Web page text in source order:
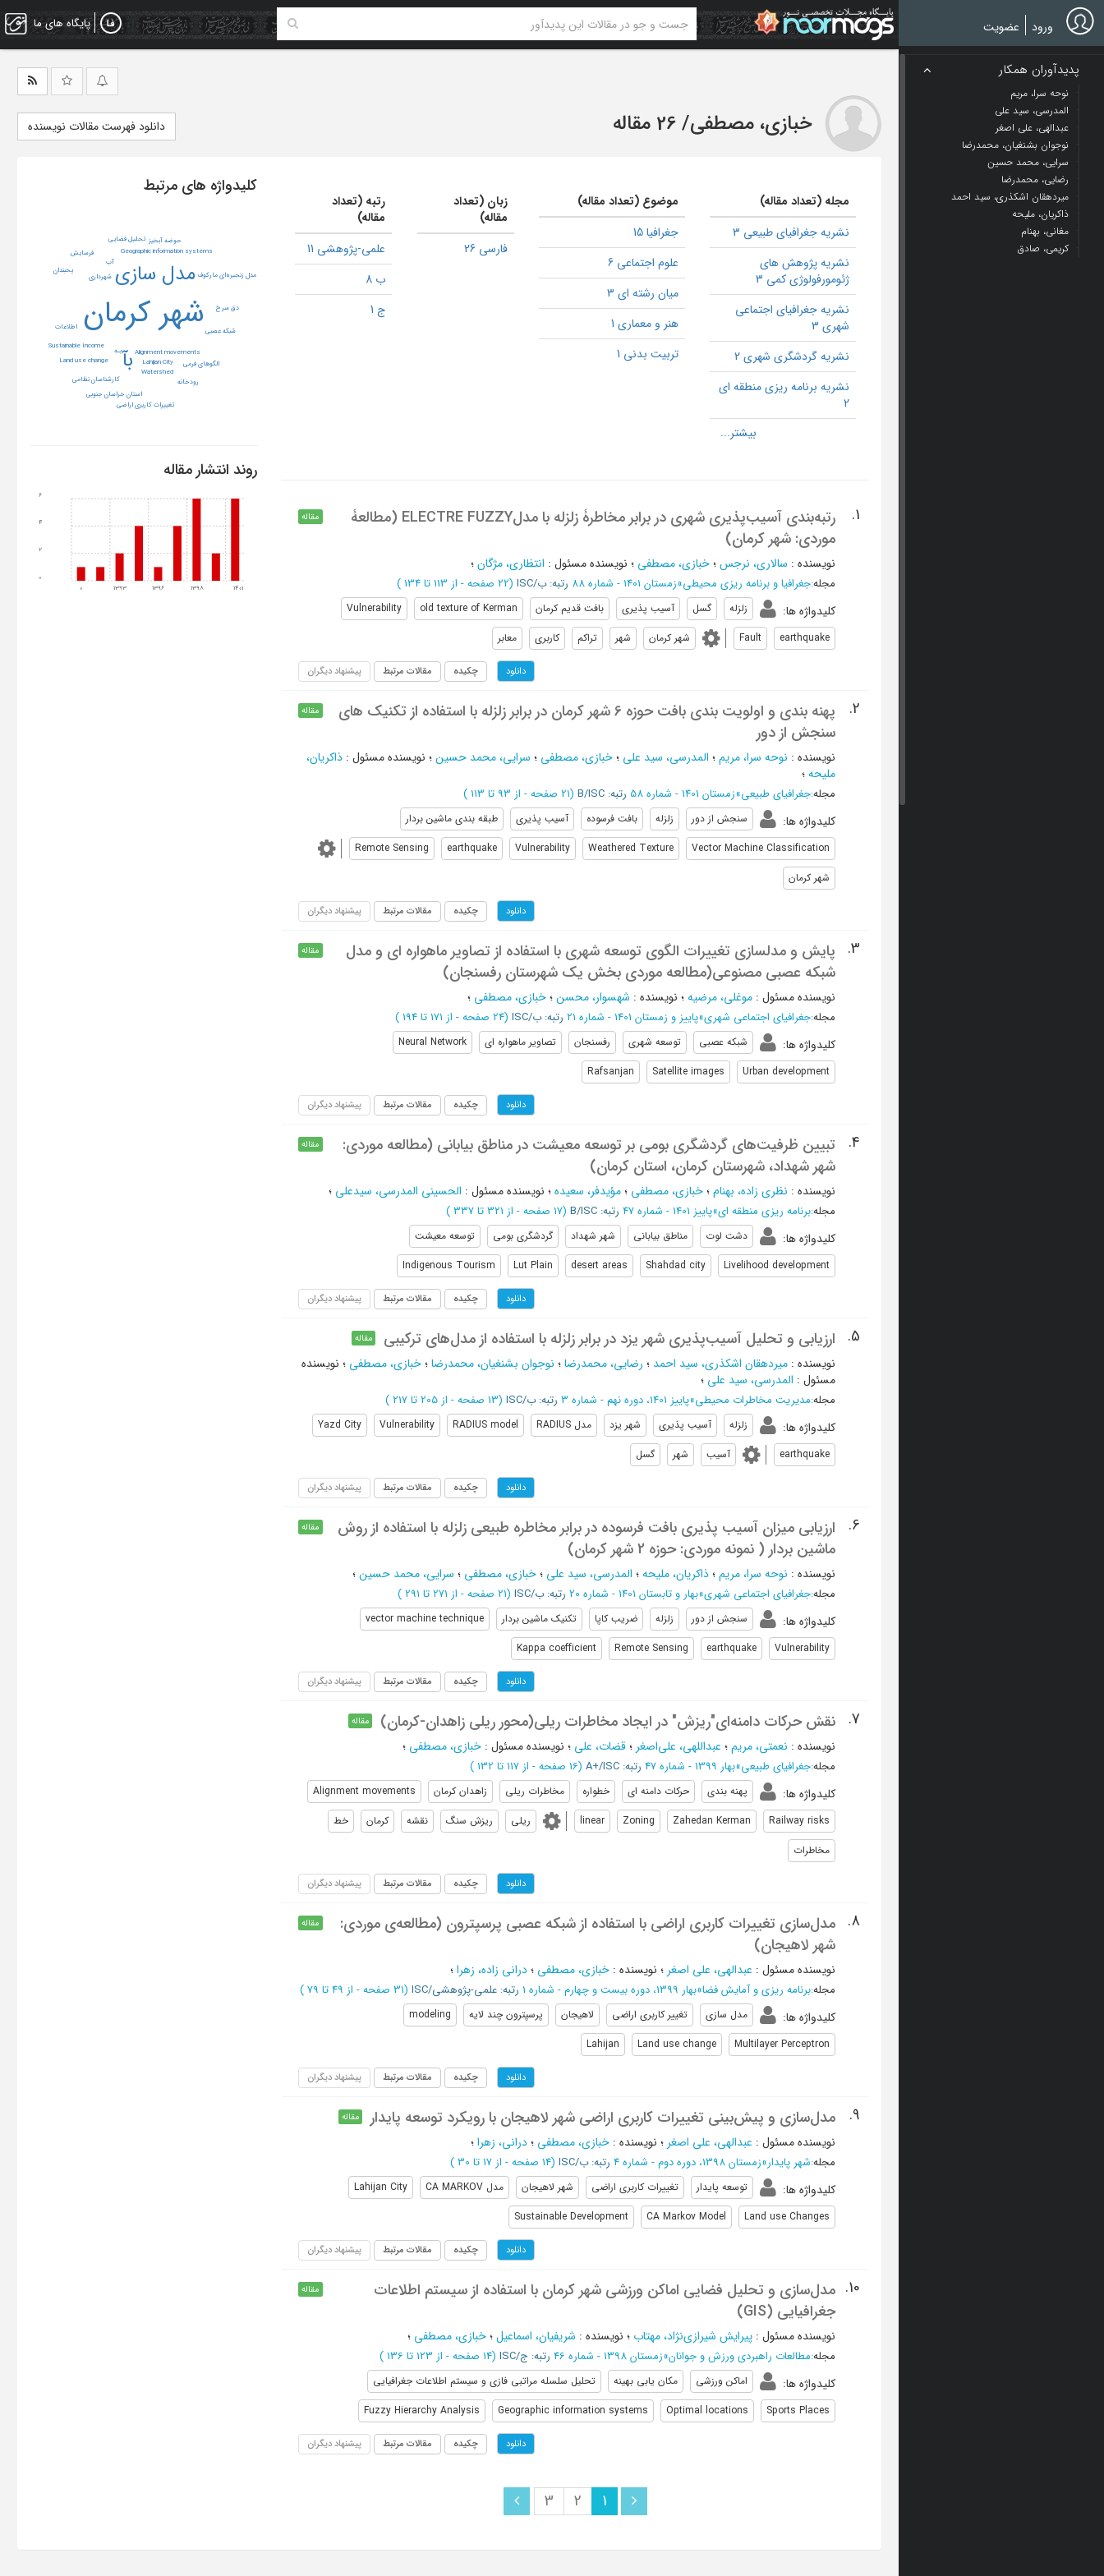
Skip
to
main
پایگاه های ما ورود عضویت
پدیدآوران همکار
نوحه سرا، مریم
المدرسی، سید علی
عبدالهی، علی اصغر
نوجوان بشنغیان، محمدرضا
سرایی، محمد حسین
رضایی، محمدرضا
میردهقان اشکذری، سید احمد
ذاکریان، ملیحه
مغانی، بهنام
کریمی، صادق
خبازی، مصطفی/26 مقاله دانلود فهرست مقالات نویسنده
مجله (تعداد مقاله)
نشریه جغرافیای طبیعی 3
نشریه پژوهش های
ژئومورفولوژی کمی 3
نشریه جغرافیای اجتماعی
شهری 3
نشریه گردشگری شهری 2
نشریه برنامه ریزی منطقه ای
2
موضوع (تعداد مقاله)
جغرافیا 15
علوم اجتماعی 6
میان رشته ای 3
هنر و معماری 1
تربیت بدنی 1
زبان (تعداد
مقاله)
فارسی 26
رتبه (تعداد
مقاله)
علمی-پژوهشی 11
ب 8
ج 1
1.
رتبه‌بندی آسیب‌پذیری شهری در برابر مخاطرۀ زلزله با مدلELECTRE FUZZY (مطالعۀ
موردی: شهر کرمان)
مقاله
نویسنده : سالاری، نرجس؛خبازی، مصطفی ؛ نویسنده مسئول : انتظاری، مژگان؛
مجله:جغرافیا و برنامه ریزی محیطی»زمستان 1401 - شماره 88 رتبه: ب/ISC (‎22 صفحه - از 113 تا 134 )
کلیدواژه ها: زلزله گسل آسیب پذیری بافت قدیم کرمان old texture of Kerman
Vulnerability
earthquake
Fault شهر کرمان شهر تراکم کاربری معابر
دانلود چکیده مقالات مرتبط پیشنهاد دیگران
2.
پهنه بندی و اولویت بندی بافت حوزه 6 شهر کرمان در برابر زلزله با استفاده از تکنیک های
سنجش از دور
مقاله
نویسنده : نوحه سرا، مریم؛ المدرسی، سید علی ؛خبازی، مصطفی ؛ سرایی، محمد حسین؛ نویسنده مسئول : ذاکریان،
ملیحه؛
مجله:جغرافیای طبیعی»زمستان 1401 - شماره 58 رتبه: B/ISC (‎21 صفحه - از 93 تا 113 )
کلیدواژه ها: سنجش از دور زلزله بافت فرسوده آسیب پذیری
طبقه بندی ماشین بردار
Vector Machine Classification
Weathered Texture
Vulnerability
earthquake
Remote Sensing
شهر کرمان
دانلود چکیده مقالات مرتبط پیشنهاد دیگران
3.
پایش و مدلسازی تغییرات الگوی توسعه شهری با استفاده از تصاویر ماهواره ای و مدل
شبکه عصبی مصنوعی(مطالعه موردی بخش یک شهرستان رفسنجان)
مقاله
نویسنده مسئول : موغلی، مرضیه؛ نویسنده : شهسوار، محسن؛خبازی، مصطفی ؛
مجله:جغرافیای اجتماعی شهری»پاییز و زمستان 1401 - شماره 21 رتبه: ب/ISC (‎24 صفحه - از 171 تا 194 )
کلیدواژه ها: شبکه عصبی توسعه شهری رفسنجان تصاویر ماهواره ای
Neural Network
Urban development
Satellite images
Rafsanjan
دانلود چکیده مقالات مرتبط پیشنهاد دیگران
4.
تبیین ظرفیت‌های گردشگری بومی بر توسعه معیشت در مناطق بیابانی (مطالعه موردی:
شهر شهداد، شهرستان کرمان، استان کرمان)
مقاله
نویسنده : نظری زاده، بهنام؛خبازی، مصطفی ؛مؤیدفر، سعیده؛ نویسنده مسئول : الحسینی المدرسی، سیدعلی ؛
مجله:برنامه ریزی منطقه ای»پاییز 1401 - شماره 47 رتبه: B/ISC (‎17 صفحه - از 321 تا 337 )
کلیدواژه ها: دشت لوت مناطق بیابانی شهر شهداد گردشگری بومی
توسعه معیشت
Livelihood development
Shahdad city
desert areas
Lut Plain
Indigenous Tourism
دانلود چکیده مقالات مرتبط پیشنهاد دیگران
5. ارزیابی و تحلیل آسیب‌پذیری شهر یزد در برابر زلزله با استفاده از مدل‌های ترکیبی مقاله
نویسنده : میردهقان اشکذری، سید احمد ؛ رضایی، محمدرضا؛ نوجوان بشنغیان، محمدرضا؛خبازی، مصطفی ؛ نویسنده
مسئول : المدرسی، سید علی ؛
مجله:مدیریت مخاطرات محیطی»پاییز 1401، دوره نهم - شماره 3 رتبه: ب/ISC (‎13 صفحه - از 205 تا 217 )
کلیدواژه ها: زلزله آسیب پذیری شهر یزد مدل RADIUS RADIUS model
Vulnerability
Yazd City
earthquake
آسیب شهر گسل
دانلود چکیده مقالات مرتبط پیشنهاد دیگران
6.
ارزیابی میزان آسیب پذیری بافت فرسوده در برابر مخاطره طبیعی زلزله با استفاده از روش
ماشین بردار ( نمونه موردی: حوزه 2 شهر کرمان)
مقاله
نویسنده : نوحه سرا، مریم؛ذاکریان، ملیحه؛ المدرسی، سید علی ؛خبازی، مصطفی ؛ سرایی، محمد حسین؛
مجله:جغرافیای اجتماعی شهری»بهار و تابستان 1401 - شماره 20 رتبه: ب/ISC (‎21 صفحه - از 271 تا 291 )
کلیدواژه ها: سنجش از دور زلزله ضریب کاپا تکنیک ماشین بردار
vector machine technique
Vulnerability
earthquake
Remote Sensing
Kappa coefficient
دانلود چکیده مقالات مرتبط پیشنهاد دیگران
7. نقش حرکات دامنه‌ای"ریزش" در ایجاد مخاطرات ریلی(محور ریلی زاهدان-کرمان) مقاله
نویسنده : نعمتی، مریم؛ عبداللهی، علی‌اصغر ؛قضات، علی ؛ نویسنده مسئول : خبازی، مصطفی ؛
مجله:جغرافیای طبیعی»بهار 1399 - شماره 47 رتبه: A+/ISC (‎16 صفحه - از 117 تا 132 )
کلیدواژه ها: پهنه بندی حرکات دامنه ای خطواره مخاطرات ریلی زاهدان کرمان
Alignment movements
Railway risks
Zahedan Kerman
Zoning
linear ریلی ریزش سنگ نقشه کرمان
خط
مخاطرات
دانلود چکیده مقالات مرتبط پیشنهاد دیگران
8.
مدل‌سازی تغییرات کاربری اراضی با استفاده از شبکه عصبی پرسپترون (مطالعه‌ی موردی:
شهر لاهیجان)
مقاله
نویسنده مسئول : عبدالهی، علی اصغر ؛ نویسنده : خبازی، مصطفی ؛درانی زاده، زهرا؛
مجله:برنامه ریزی و آمایش فضا»بهار 1399، دوره بیست و چهارم - شماره 1 رتبه: علمی-پژوهشی/ISC (‎31 صفحه - از 49 تا 79 )
کلیدواژه ها: مدل سازی تغییر کاربری اراضی لاهیجان پرسپترون چند لایه
modeling
Multilayer Perceptron
Land use change
Lahijan
دانلود چکیده مقالات مرتبط پیشنهاد دیگران
9. مدل‌سازی و پیش‌بینی تغییرات کاربری اراضی شهر لاهیجان با رویکرد توسعه پایدار مقاله
نویسنده مسئول : عبدالهی، علی اصغر ؛ نویسنده : خبازی، مصطفی ؛درانی، زهرا؛
مجله:شهر پایدار»زمستان 1398، دوره دوم - شماره 4 رتبه: ب/ISC (‎14 صفحه - از 17 تا 30 )
کلیدواژه ها: توسعه پایدار تغییرات کاربری اراضی شهر لاهیجان مدل CA MARKOV
Lahijan City
Land use Changes
CA Markov Model
Sustainable Development
دانلود چکیده مقالات مرتبط پیشنهاد دیگران
10.
مدل‌سازی و تحلیل فضایی اماکن ورزشی شهر کرمان با استفاده از سیستم اطلاعات
جغرافیایی (GIS)
مقاله
نویسنده مسئول : پیرایش شیرازی‌نژاد، مهتاب ؛ نویسنده : شریفیان، اسماعیل؛خبازی، مصطفی ؛
مجله:مطالعات راهبردی ورزش و جوانان»زمستان 1398 - شماره 46 رتبه: ج/ISC (‎14 صفحه - از 123 تا 136 )
کلیدواژه ها: اماکن ورزشی مکان یابی بهینه
تحلیل سلسله مراتبی فازی و سیستم اطلاعات جغرافیایی
Sports Places
Optimal locations
Geographic information systems
Fuzzy Hierarchy Analysis
دانلود چکیده مقالات مرتبط پیشنهاد دیگران
1
2
3
کلیدواژه های مرتبط
شهر کرمان
مدل سازی
بآ Alignment movements
Geographic information systems
Lahijan City
Land use change
Sustainable Income
Watershed
الگوهای فرمی
تحلیل فضایی حوضه آبخیز
شبکه عصبی
شهرداری
کارشناسان نظامی
آب
استان خراسان جنوبی
اطلاعات
بـه
تغییرات کاربری اراضی
دق سرخ
رودخانه
فرسایش
مدل زنجیره‌ای مارکوف یخبندان
روند انتشار مقاله
0 1393 1396 1398 1401
0
2
4
6